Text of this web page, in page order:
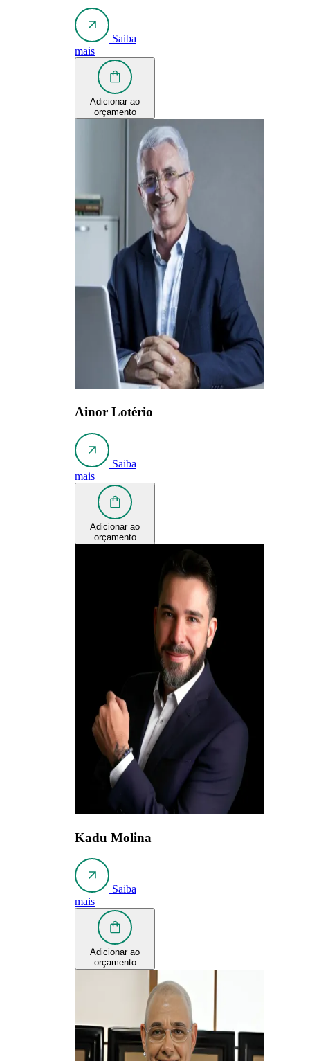
Saiba
mais
Adicionar ao
orçamento
Ainor Lotério
Saiba
mais
Adicionar ao
orçamento
Kadu Molina
Saiba
mais
Adicionar ao
orçamento